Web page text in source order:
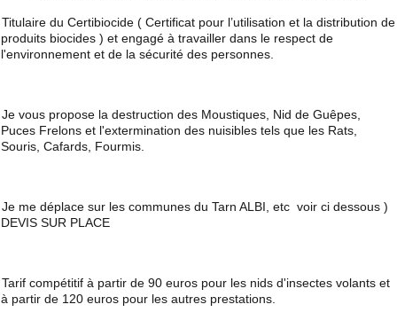
Titulaire du Certibiocide ( Certificat pour l’utilisation et la distribution de
produits biocides ) et engagé à travailler dans le respect de
l'environnement et de la sécurité des personnes.
Je vous propose la destruction des Moustiques, Nid de Guêpes,
Puces Frelons et l'extermination des nuisibles tels que les Rats,
Souris, Cafards, Fourmis.
Je me déplace sur les communes du Tarn ALBI, etc voir ci dessous )
DEVIS SUR PLACE
Tarif compétitif à partir de 90 euros pour les nids d'insectes volants et
à partir de 120 euros pour les autres prestations.